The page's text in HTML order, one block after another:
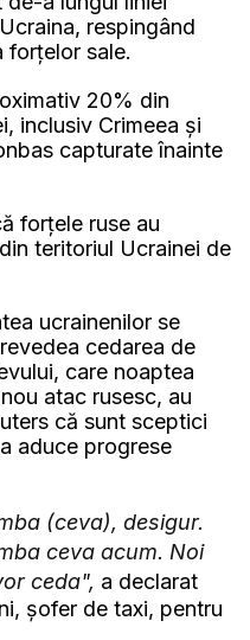
respingând
forţelor sale.
20% din
inclusiv Crimeea şi
capturate înainte
forţele ruse au
teritoriul Ucrainei de
ucrainenilor se
cedarea de
care noaptea
atac rusesc, au
că sunt sceptici
aduce progrese
(ceva), desigur.
ceva acum. Noi
ceda", a declarat
şofer de taxi, pentru